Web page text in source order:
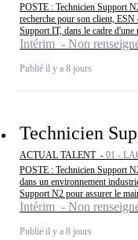
POSTE : Technicien Support
recherche pour son client,
Support IT, dans le cadre d'une
Intérim - Non
Publié il y a 8 jours
Technicien
ACTUAL TALENT - 01 -
POSTE : Technicien Support
dans un environnement
Support N2 pour assurer le
Intérim - Non
Publié il y a 8 jours